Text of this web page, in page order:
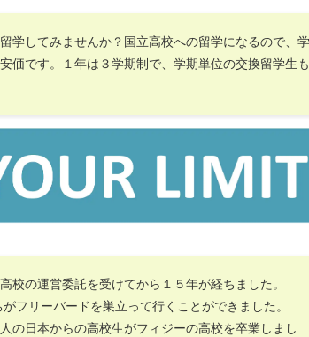
学してみませんか？国立高校への留学になるので、学
価です。１年は３学期制で、学期単位の交換留学生も
校の運営委託を受けてから１５年が経ちました。
フリーバードを巣立って行くことができました。
の日本からの高校生がフィジーの高校を卒業しまし